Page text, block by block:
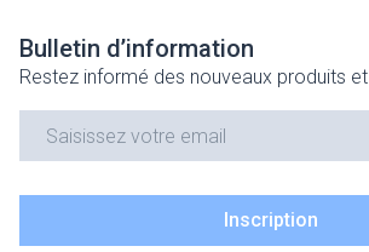
Bulletin d’information
Restez informé des nouveaux produits
Inscription